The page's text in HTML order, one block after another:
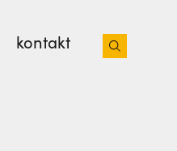
kontakt